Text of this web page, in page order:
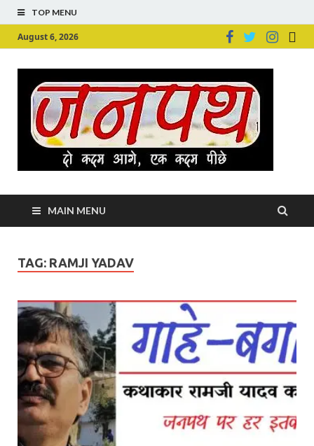
TOP MENU
August 6, 2026
MAIN MENU
TAG: RAMJI YADAV